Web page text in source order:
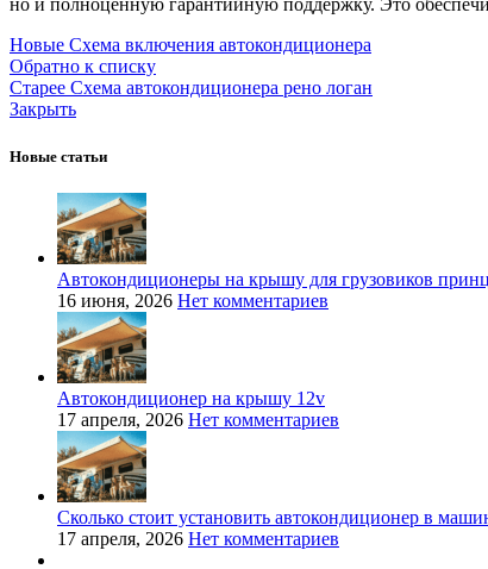
но и полноценную гарантийную поддержку. Это
Новые Схема включения автокондиционера
Обратно к списку
Старее Схема автокондиционера рено логан
Закрыть
Новые статьи
Автокондиционеры на крышу для грузовиков
16 июня, 2026 Нет комментариев
Автокондиционер на крышу 12v
17 апреля, 2026 Нет комментариев
Сколько стоит установить автокондиционер в
17 апреля, 2026 Нет комментариев